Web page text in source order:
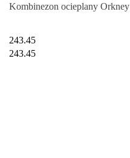
Kombinezon ocieplany Orkney
243.45
243.45